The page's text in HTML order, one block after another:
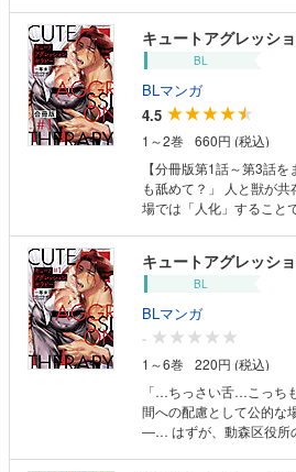
かせようと口に入れられ
と泣きついてしまい…!?
ックスが止まらない!!オ
で、車内で…休む間もな
野の前に現れたのは―…
キュートアグレッシ
BL
BLマンガ
4.5
1～2巻
660円 (税込)
【分冊版第1話～第3話
も舐めて？」 人と獣が
場では「人化」するこ
では人化しろ！」と喚き散らす主任の
にしない月ヶ瀬はある
中、自分を介抱した男が
識に体を押し付けると――― 「月ヶ瀬さん…すっごく濃い匂いが
っと我慢してたんだね」 熊なのに草食系？コワモテ「獣人」×性格キツめ
なワケあり美人「獣人」
―…！？ 「恋するビッチ
ケモラブ！！
キュートアグレッシ
BL
BLマンガ
-
1～6巻
220円 (税込)
「…ちっさい舌…こっち
間への配慮として公的な
―… はずが、動森区役所